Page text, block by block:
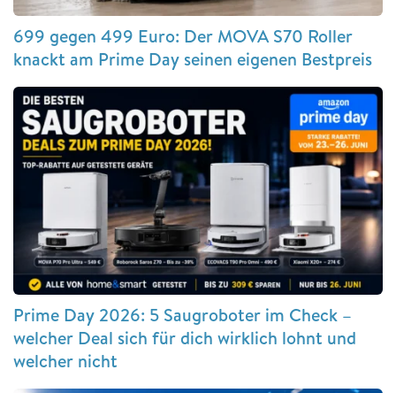
699 gegen 499 Euro: Der MOVA S70 Roller
knackt am Prime Day seinen eigenen Bestpreis
Prime Day 2026: 5 Saugroboter im Check –
welcher Deal sich für dich wirklich lohnt und
welcher nicht